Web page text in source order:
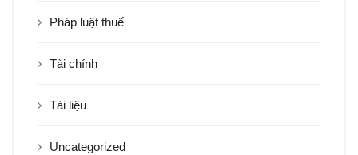
Pháp luật thuế
Tài chính
Tài liệu
Uncategorized